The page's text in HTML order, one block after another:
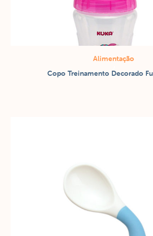
Alimentação
/
Copos / canecas
Copo Treinamento Decorado